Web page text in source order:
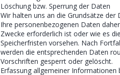
Löschung bzw. Sperrung der Daten
Wir halten uns an die Grundsätze
Ihre personenbezogenen Daten
Zwecke erforderlich ist oder wie es
Speicherfristen vorsehen. Nach
werden die entsprechenden Daten
Vorschriften gesperrt oder gelöscht.
Erfassung allgemeiner Informationen